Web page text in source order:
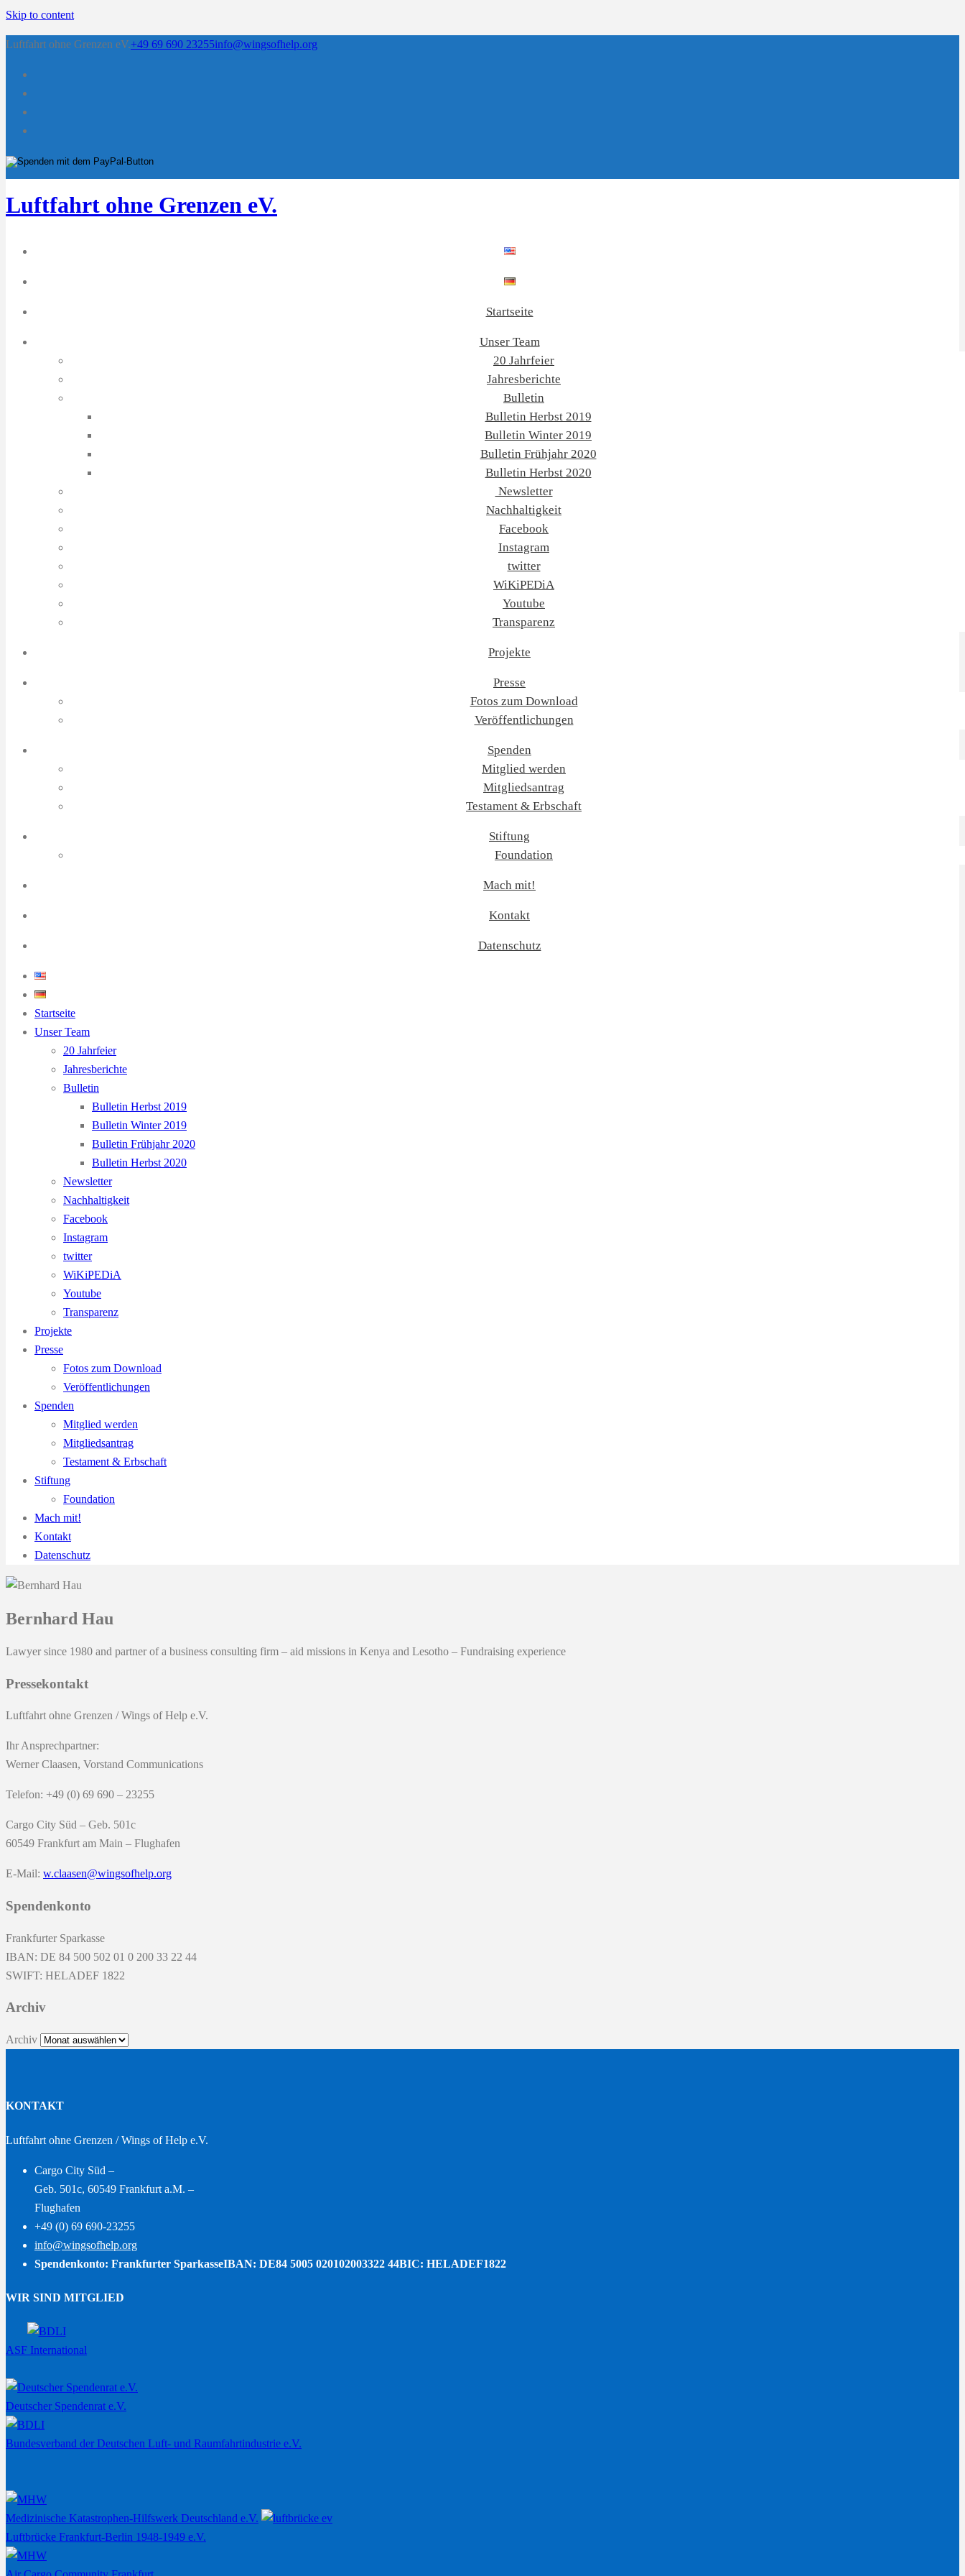
Skip to content
Luftfahrt ohne Grenzen eV.+49 69 690 23255info@wingsofhelp.org
Luftfahrt ohne Grenzen eV.
Startseite
Unser Team
20 Jahrfeier
Jahresberichte
Bulletin
Bulletin Herbst 2019
Bulletin Winter 2019
Bulletin Frühjahr 2020
Bulletin Herbst 2020
Newsletter
Nachhaltigkeit
Facebook
Instagram
twitter
WiKiPEDiA
Youtube
Transparenz
Projekte
Presse
Fotos zum Download
Veröffentlichungen
Spenden
Mitglied werden
Mitgliedsantrag
Testament & Erbschaft
Stiftung
Foundation
Mach mit!
Kontakt
Datenschutz
Startseite
Unser Team
20 Jahrfeier
Jahresberichte
Bulletin
Bulletin Herbst 2019
Bulletin Winter 2019
Bulletin Frühjahr 2020
Bulletin Herbst 2020
Newsletter
Nachhaltigkeit
Facebook
Instagram
twitter
WiKiPEDiA
Youtube
Transparenz
Projekte
Presse
Fotos zum Download
Veröffentlichungen
Spenden
Mitglied werden
Mitgliedsantrag
Testament & Erbschaft
Stiftung
Foundation
Mach mit!
Kontakt
Datenschutz
Bernhard Hau
Lawyer since 1980 and partner of a business consulting firm – aid missions in Kenya and Lesotho – Fundraising experience
Pressekontakt
Luftfahrt ohne Grenzen / Wings of Help e.V.
Ihr Ansprechpartner:
Werner Claasen, Vorstand Communications
Telefon: +49 (0) 69 690 – 23255
Cargo City Süd – Geb. 501c
60549 Frankfurt am Main – Flughafen
E-Mail: w.claasen@wingsofhelp.org
Spendenkonto
Frankfurter Sparkasse
IBAN: DE 84 500 502 01 0 200 33 22 44
SWIFT: HELADEF 1822
Archiv
Archiv
KONTAKT
Luftfahrt ohne Grenzen / Wings of Help e.V.
Cargo City Süd –
Geb. 501c, 60549 Frankfurt a.M. –
Flughafen
+49 (0) 69 690-23255
info@wingsofhelp.org
Spendenkonto: Frankfurter SparkasseIBAN: DE84 5005 020102003322 44BIC: HELADEF1822
WIR SIND MITGLIED
ASF International
Deutscher Spendenrat e.V.
Bundesverband der Deutschen Luft- und Raumfahrtindustrie e.V.
Medizinische Katastrophen-Hilfswerk Deutschland e.V.
Luftbrücke Frankfurt-Berlin 1948-1949 e.V.